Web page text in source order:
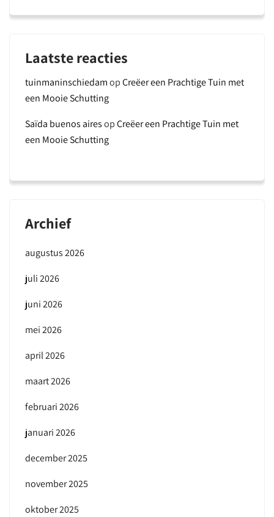
Laatste reacties
tuinmaninschiedamopCreëer een Prachtige Tuin met
een Mooie Schutting
Saïda buenos airesopCreëer een Prachtige Tuin met
een Mooie Schutting
Archief
augustus 2026
juli 2026
juni 2026
mei 2026
april 2026
maart 2026
februari 2026
januari 2026
december 2025
november 2025
oktober 2025